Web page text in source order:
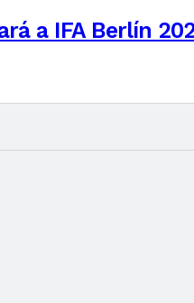
a IFA Berlín